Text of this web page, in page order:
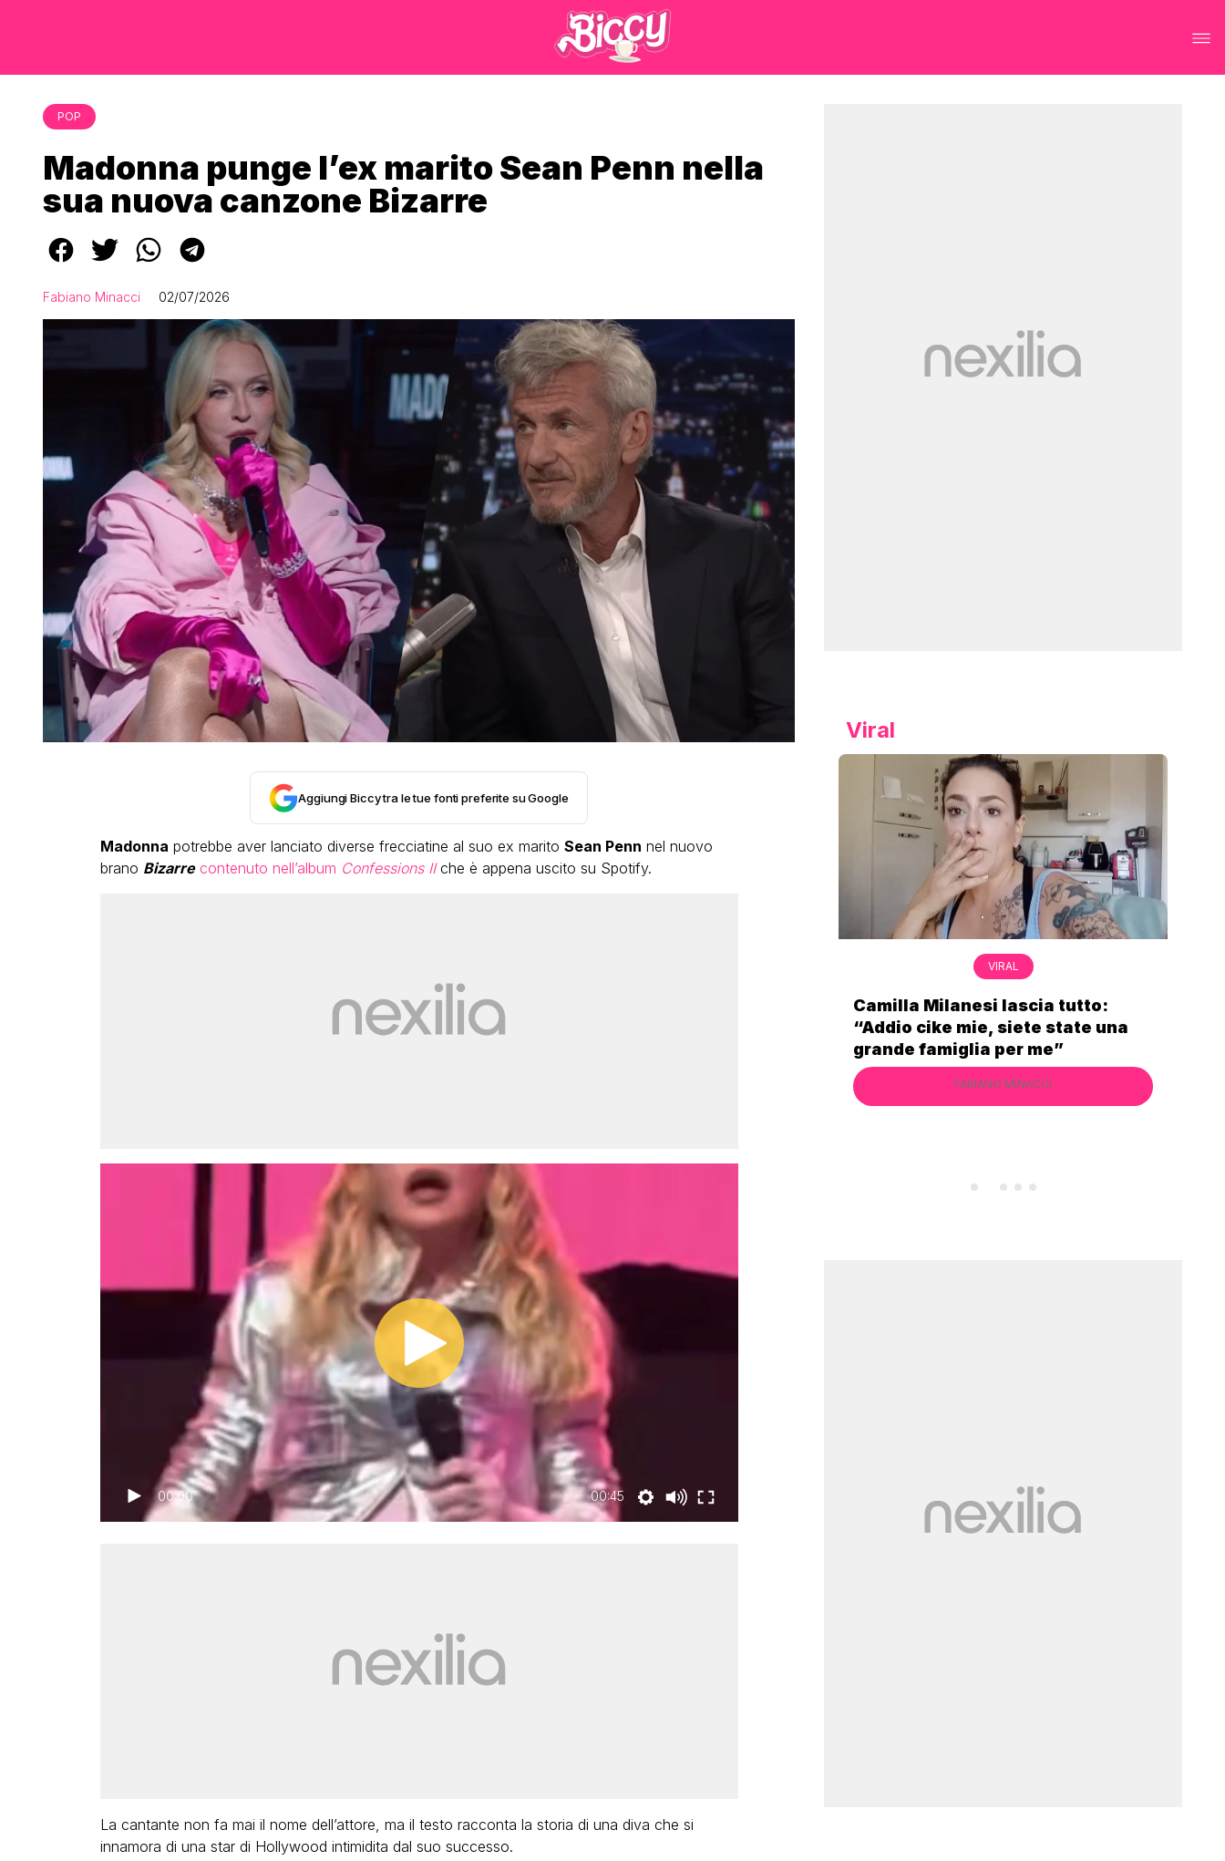
POP
Madonna punge l’ex marito Sean Penn nella
sua nuova canzone Bizarre
Fabiano Minacci 02/07/2026
Aggiungi Biccy tra le tue fonti preferite su Google
Madonna potrebbe aver lanciato diverse frecciatine al suo ex marito Sean Penn nel nuovo
brano Bizarre contenuto nell’album Confessions IIche è appena uscito su Spotify.
00:00 00:45
La cantante non fa mai il nome dell’attore, ma il testo racconta la storia di una diva che si
innamora di una star di Hollywood intimidita dal suo successo.
Viral
Bambola Star, la festa di
compleanno con tutte le grandi
“Addio cike mie, siete state una
Bimba Bum del Gabibbo è
virale nell’estate della chiusura
definitiva di Striscia la Notizia
FABIANO MINACCI